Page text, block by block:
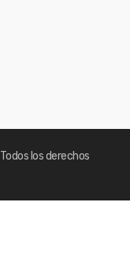
Todos los derechos